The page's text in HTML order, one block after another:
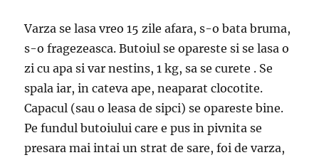
Varza se lasa vreo 15 zile afara, s-o bata bruma,
s-o fragezeasca. Butoiul se opareste si se lasa o
zi cu apa si var nestins, 1 kg, sa se curete . Se
spala iar, in cateva ape, neaparat clocotite.
Capacul (sau o leasa de sipci) se opareste bine.
Pe fundul butoiului care e pus in pivnita se
presara mai intai un strat de sare, foi de varza,